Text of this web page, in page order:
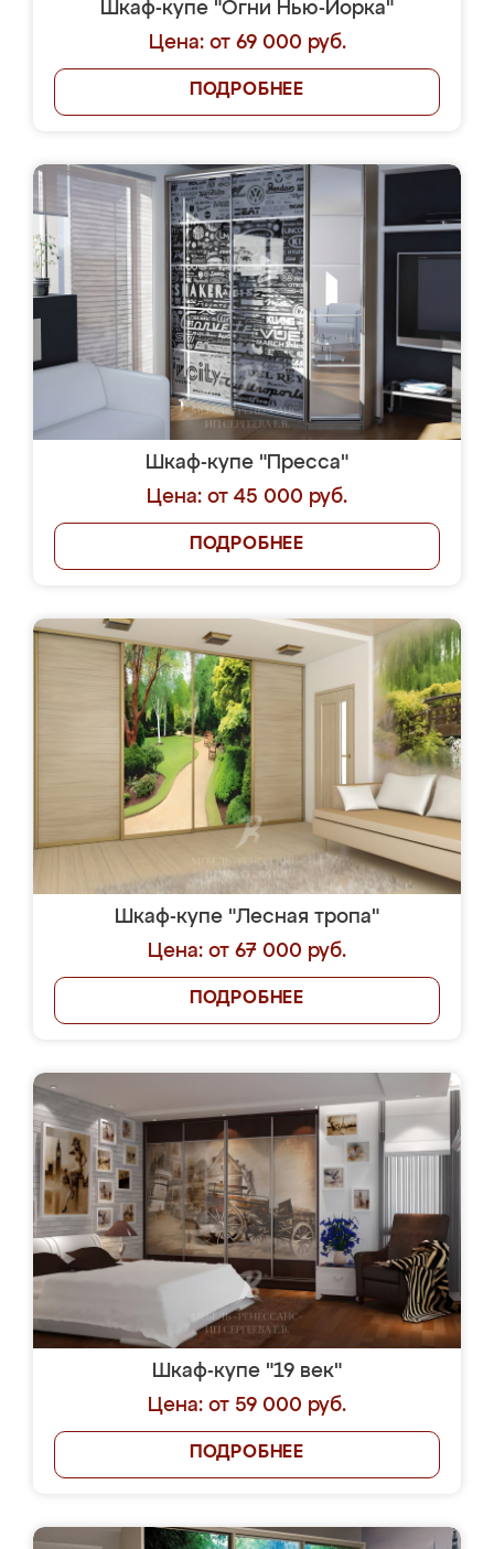
Шкаф-купе "Огни Нью-Йорка"
Цена: от 69 000 руб.
ПОДРОБНЕЕ
Шкаф-купе "Пресса"
Цена: от 45 000 руб.
ПОДРОБНЕЕ
Шкаф-купе "Лесная тропа"
Цена: от 67 000 руб.
ПОДРОБНЕЕ
Шкаф-купе "19 век"
Цена: от 59 000 руб.
ПОДРОБНЕЕ